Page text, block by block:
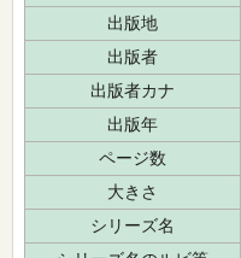
出版地
出版者
出版者カナ
出版年
ページ数
大きさ
シリーズ名